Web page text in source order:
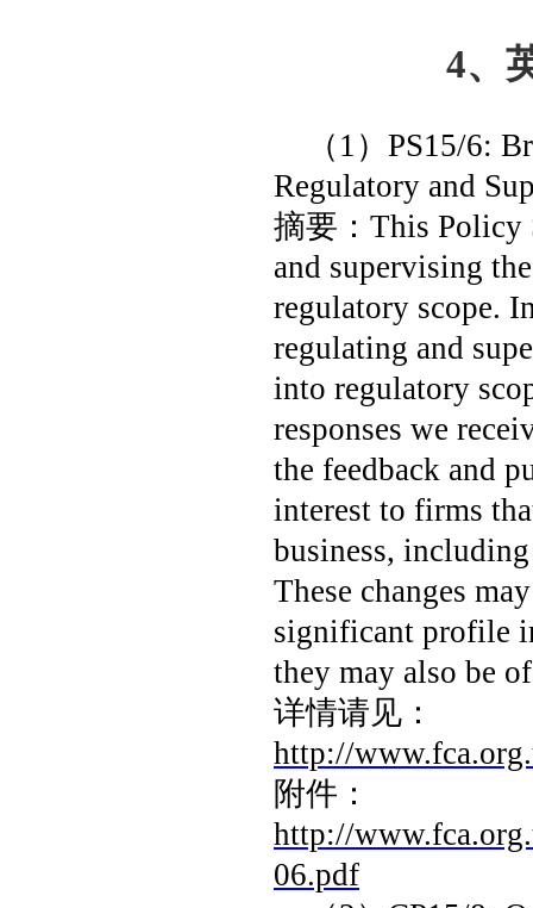
4、
（ 1 ） PS15/6:
Regulatory and
摘要： This Policy
and supervising
regulatory scope.
regulating and
into regulatory
responses we
the feedback and
interest to firms
business,
These changes
significant profile
they may also be
详情请见：
http://
附件：
http://
06.pdf